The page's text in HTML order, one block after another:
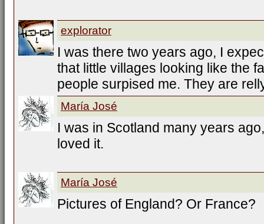
explorator
I was there two years ago, I
that little villages looking like the
people surpised me. They are
María José
I was in Scotland many years
loved it.
María José
Pictures of England? Or France?